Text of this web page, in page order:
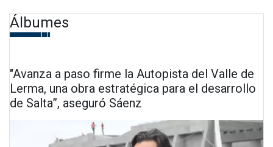
Álbumes
"Avanza a paso firme la Autopista del Valle de
Lerma, una obra estratégica para el desarrollo
de Salta”, aseguró Sáenz